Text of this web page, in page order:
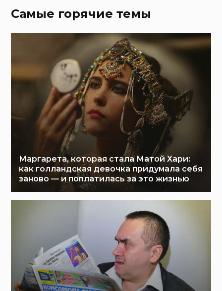
Самые горячие темы
Маргарета, которая стала Матой Хари:
как голландская девочка придумала себя
заново — и поплатилась за это жизнью